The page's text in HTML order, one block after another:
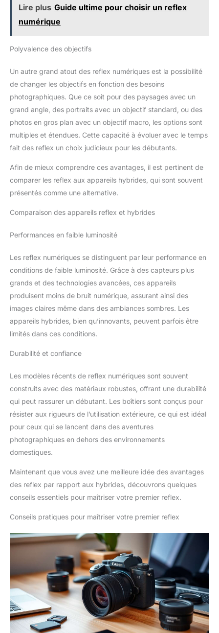
Lire plus Guide ultime pour choisir un reflex
numérique
Polyvalence des objectifs
Un autre grand atout des reflex numériques est la possibilité
de changer les objectifs en fonction des besoins
photographiques. Que ce soit pour des paysages avec un
grand angle, des portraits avec un objectif standard, ou des
photos en gros plan avec un objectif macro, les options sont
multiples et étendues. Cette capacité à évoluer avec le temps
fait des reflex un choix judicieux pour les débutants.
Afin de mieux comprendre ces avantages, il est pertinent de
comparer les reflex aux appareils hybrides, qui sont souvent
présentés comme une alternative.
Comparaison des appareils reflex et hybrides
Performances en faible luminosité
Les reflex numériques se distinguent par leur performance en
conditions de faible luminosité. Grâce à des capteurs plus
grands et des technologies avancées, ces appareils
produisent moins de bruit numérique, assurant ainsi des
images claires même dans des ambiances sombres. Les
appareils hybrides, bien qu’innovants, peuvent parfois être
limités dans ces conditions.
Durabilité et confiance
Les modèles récents de reflex numériques sont souvent
construits avec des matériaux robustes, offrant une durabilité
qui peut rassurer un débutant. Les boîtiers sont conçus pour
résister aux rigueurs de l’utilisation extérieure, ce qui est idéal
pour ceux qui se lancent dans des aventures
photographiques en dehors des environnements
domestiques.
Maintenant que vous avez une meilleure idée des avantages
des reflex par rapport aux hybrides, découvrons quelques
conseils essentiels pour maîtriser votre premier reflex.
Conseils pratiques pour maîtriser votre premier reflex